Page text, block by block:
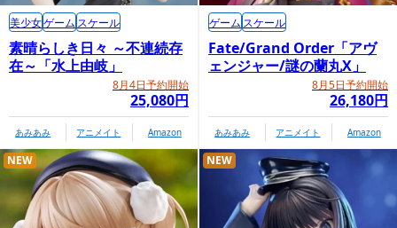
素晴らしき日々 ～不連続存
在～「水上由岐」
8月4日予約開始
25,080円
美少女ゲーム スケール
あみあみ アニメイト Amazon
Fate/Grand Order「アヴ
ェンジャー/謎の蘭丸X」
8月5日予約開始
26,180円
ゲーム スケール
あみあみ アニメイト Amazon
NEW NEW